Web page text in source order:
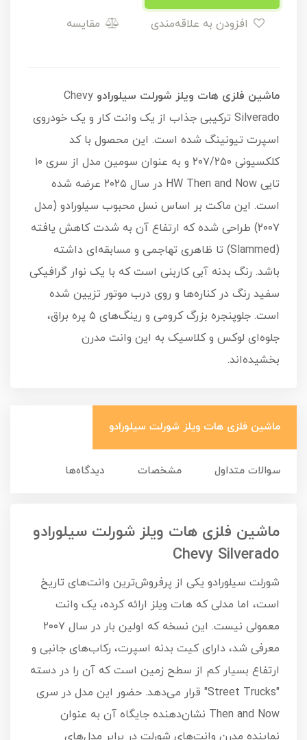
مقایسه
ماشین فلزی هات ویلز شورلت سیلورادو Chevy
Silverado ترکیبی جذاب از یک وانت کار و یک خودروی
اسپرت تیونینگ شده است. این محصول با کد
کلکسیونی ۲۰۷/۲۵۰ و به عنوان سومین مدل از سری ۱۰
تایی HW Then and Now در سال ۲۰۲۵ عرضه شده
است. این ماکت بر اساس نسل محبوب سیلورادو (مدل
۲۰۰۷) طراحی شده که ارتفاع آن به شدت کاهش یافته
(Slammed) تا ظاهری تهاجمی و مسابقه‌ای داشته
باشد. رنگ بدنه آبی کاربنی است که با یک نوار گرافیکی
سفید رنگ در کناره‌ها و روی درب موتور تزیین شده
است. جلوپنجره بزرگ کرومی و رینگ‌های ۵ پره براق،
جلوه‌ای لوکس و کلاسیک به این وانت مدرن
بخشیده‌اند.
ماشین فلزی هات ویلز شورلت سیلورادو
سوالات متداول مشخصات دیدگاه‌ها
ماشین فلزی هات ویلز شورلت سیلورادو
Chevy Silverado
شورلت سیلورادو یکی از پرفروش‌ترین وانت‌های تاریخ
است، اما مدلی که هات ویلز ارائه کرده، یک وانت
معمولی نیست. این نسخه که اولین بار در سال ۲۰۰۷
معرفی شد، دارای کیت بدنه اسپرت، رکاب‌های جانبی و
ارتفاع بسیار کم از سطح زمین است که آن را در دسته
"Street Trucks" قرار می‌دهد. حضور این مدل در سری
Then and Now نشان‌دهنده جایگاه آن به عنوان
نماینده مدرن وانت‌های شورلت در برابر مدل‌های